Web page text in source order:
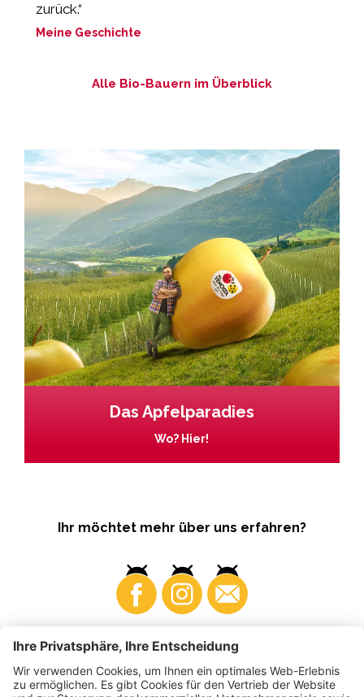
zurück.“
Meine Geschichte
Alle Bio-Bauern im Überblick
Das Apfelparadies
Wo? Hier!
Ihr möchtet mehr über uns erfahren?
Business Produzenten